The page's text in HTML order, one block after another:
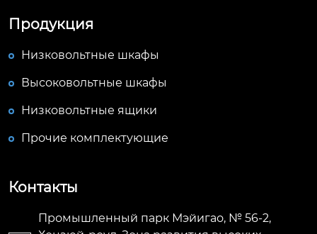
Продукция
Низковольтные шкафы
Высоковольтные шкафы
Низковольтные ящики
Прочие комплектующие
Контакты
Промышленный парк Мэйигао, № 56-2,